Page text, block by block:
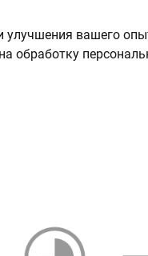
вашего
обработку